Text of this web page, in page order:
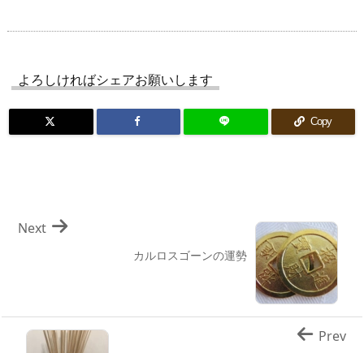
よろしければシェアお願いします
Copy
カルロスゴーンの運勢
Next
Prev